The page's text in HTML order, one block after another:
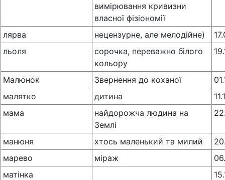
вимірювання кривизни
власної фізіономії
лярва нецензурне, але мелодійне)
льоля
сорочка, переважно білого
кольору
Малюнок Звернення до коханої
малятко
дитина
мама
найдорожча людина на
Землі
манюня хтось маленький та милий
марево
міраж
матінка